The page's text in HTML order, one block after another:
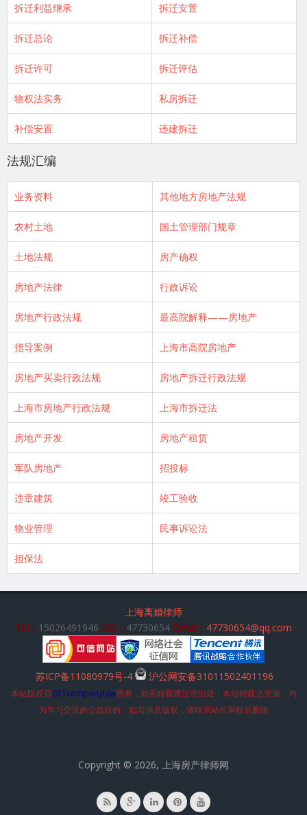
拆迁利益继承 拆迁安置
拆迁总论 拆迁补偿
拆迁许可 拆迁评估
物权法实务 私房拆迁
补偿安置 违建拆迁
法规汇编
业务资料 其他地方房地产法规
农村土地 国土管理部门规章
土地法规 房产确权
房地产法律 行政诉讼
房地产行政法规 最高院解释——房地产
指导案例 上海市高院房地产
房地产买卖行政法规 房地产拆迁行政法规
上海市房地产行政法规 上海市拆迁法
房地产开发 房地产租赁
军队房地产 招投标
违章建筑 竣工验收
物业管理 民事诉讼法
担保法
上海离婚律师
Tel： 15026491946 QQ： 47730654 Email： 47730654@qq.com
苏ICP备11080979号-4 沪公网安备31011502401196
本站版权归021companylaw所有，如若转载请注明出处，本站转载之资源，均
为学习交流的公益目的，如若涉及版权，请联系站长审核后删除
Copyright © 2026, 上海房产律师网